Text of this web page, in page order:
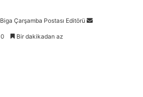
Biga Çarşamba Postası Editörü
Bir
0 Bir dakikadan az